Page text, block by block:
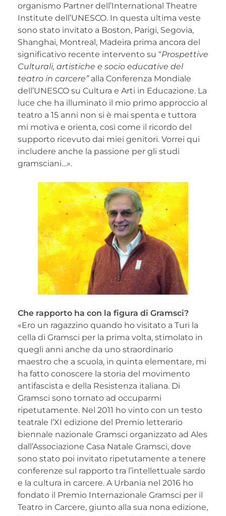
organismo Partner dell’International Theatre
Institute dell’UNESCO. In questa ultima veste
sono stato invitato a Boston, Parigi, Segovia,
Shanghai, Montreal, Madeira prima ancora del
significativo recente intervento su “Prospettive
Culturali, artistiche e socio educative del
teatro in carcere”alla Conferenza Mondiale
dell’UNESCO su Cultura e Arti in Educazione. La
luce che ha illuminato il mio primo approccio al
teatro a 15 anni non si è mai spenta e tuttora
mi motiva e orienta, così come il ricordo del
supporto ricevuto dai miei genitori. Vorrei qui
includere anche la passione per gli studi
gramsciani…».
Che rapporto ha con la figura di Gramsci?
«Ero un ragazzino quando ho visitato a Turi la
cella di Gramsci per la prima volta, stimolato in
quegli anni anche da uno straordinario
maestro che a scuola, in quinta elementare, mi
ha fatto conoscere la storia del movimento
antifascista e della Resistenza italiana. Di
Gramsci sono tornato ad occuparmi
ripetutamente. Nel 2011 ho vinto con un testo
teatrale l’XI edizione del Premio letterario
biennale nazionale Gramsci organizzato ad Ales
dall’Associazione Casa Natale Gramsci, dove
sono stato poi invitato ripetutamente a tenere
conferenze sul rapporto tra l’intellettuale sardo
e la cultura in carcere. A Urbania nel 2016 ho
fondato il Premio Internazionale Gramsci per il
Teatro in Carcere, giunto alla sua nona edizione,